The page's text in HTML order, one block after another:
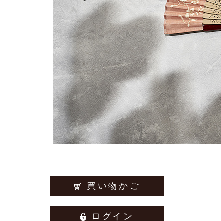
買い物かご
ログイン